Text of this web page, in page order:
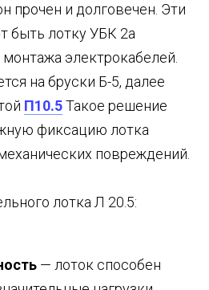
прочен и долговечен. Эти
быть лотку УБК 2а
электрокабелей.
на бруски Б-5, далее
П10.5Такое решение
фиксацию лотка
повреждений.
лотка Л 20.5:
— лоток способен